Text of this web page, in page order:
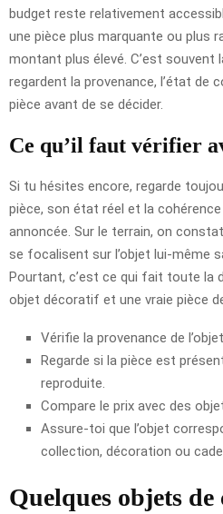
budget reste relativement
une pièce plus marquante ou plus
montant plus élevé. C’est souvent
regardent la provenance, l’état de
pièce avant de se décider.
Ce qu’il faut vérifier
Si tu hésites encore, regarde
pièce, son état réel et la
annoncée. Sur le terrain, on
se focalisent sur l’objet lui-même
Pourtant, c’est ce qui fait toute la
objet décoratif et une vraie pièce
Vérifie la provenance de l’objet.
Regarde si la pièce est
reproduite.
Compare le prix avec des
Assure-toi que l’objet
collection, décoration ou
Quelques objets de